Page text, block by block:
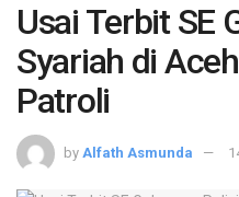
Usai Terbit SE
Syariah di
Patroli
by Alfath Asmunda